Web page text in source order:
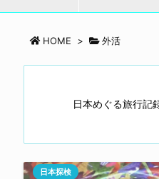
HOME > 外活
日本めぐる旅行記
日本探検